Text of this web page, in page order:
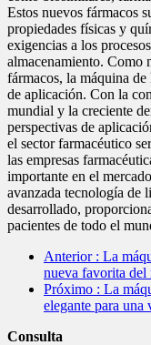
Estos nuevos fármacos
propiedades físicas y
exigencias a los
almacenamiento. Como
fármacos, la máquina
de aplicación. Con la
mundial y la creciente
perspectivas de
el sector farmacéutico
las empresas
importante en el
avanzada tecnología de
desarrollado,
pacientes de todo el
Anterior : La
nueva favorita del
Próximo : La
elegante para una
Consulta